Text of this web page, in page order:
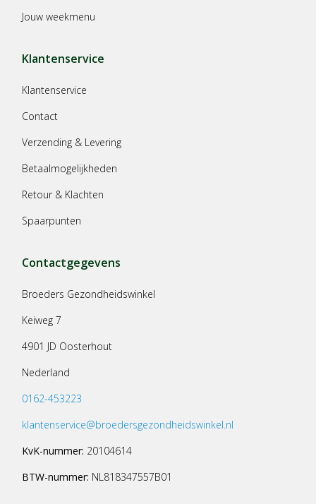
Jouw weekmenu
Klantenservice
Klantenservice
Contact
Verzending & Levering
Betaalmogelijkheden
Retour & Klachten
Spaarpunten
Contactgegevens
Broeders Gezondheidswinkel
Keiweg 7
4901 JD Oosterhout
Nederland
0162-453223
klantenservice@broedersgezondheidswinkel.nl
KvK-nummer: 20104614
BTW-nummer: NL818347557B01